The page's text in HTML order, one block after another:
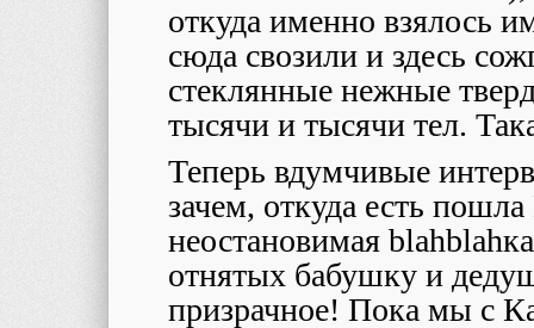
откуда именно взялось
сюда свозили и здесь
стеклянные нежные
тысячи и тысячи тел.
Теперь вдумчивые
зачем, откуда есть
неостановимая blahblah
отнятых бабушку и
призрачное! Пока мы с